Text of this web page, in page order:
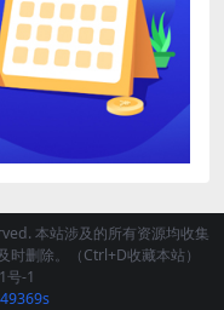
本站涉及的所有资源均收集
删除。（Ctrl+D收藏本站）
号-1